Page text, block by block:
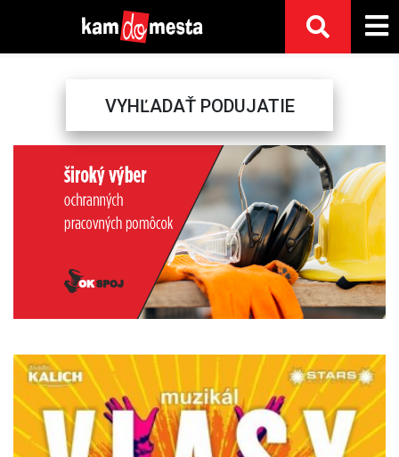
VYHĽADAŤ PODUJATIE
Next